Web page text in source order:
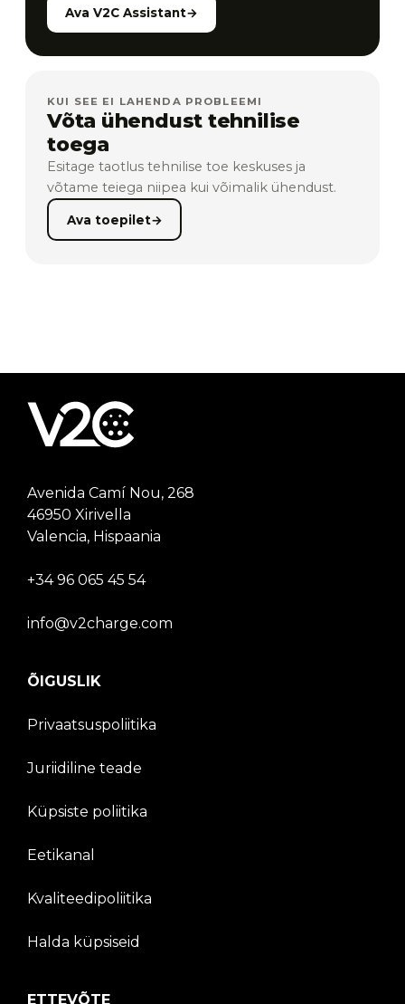
Ava V2C Assistant→
KUI SEE EI LAHENDA PROBLEEMI
Võta ühendust tehnilise
toega
Esitage taotlus tehnilise toe keskuses ja
võtame teiega niipea kui võimalik ühendust.
Ava toepilet→
Avenida Camí Nou, 268
46950 Xirivella
Valencia, Hispaania
+34 96 065 45 54
info@v2charge.com
ÕIGUSLIK
Privaatsuspoliitika
Juriidiline teade
Küpsiste poliitika
Eetikanal
Kvaliteedipoliitika
Halda küpsiseid
ETTEVÕTE